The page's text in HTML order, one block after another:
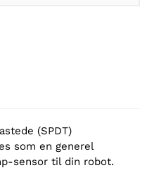
(SPDT)
som en generel
sensor til din robot.